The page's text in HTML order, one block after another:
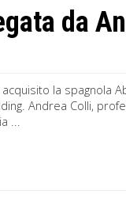
da
la spagnola
Andrea Colli,
...